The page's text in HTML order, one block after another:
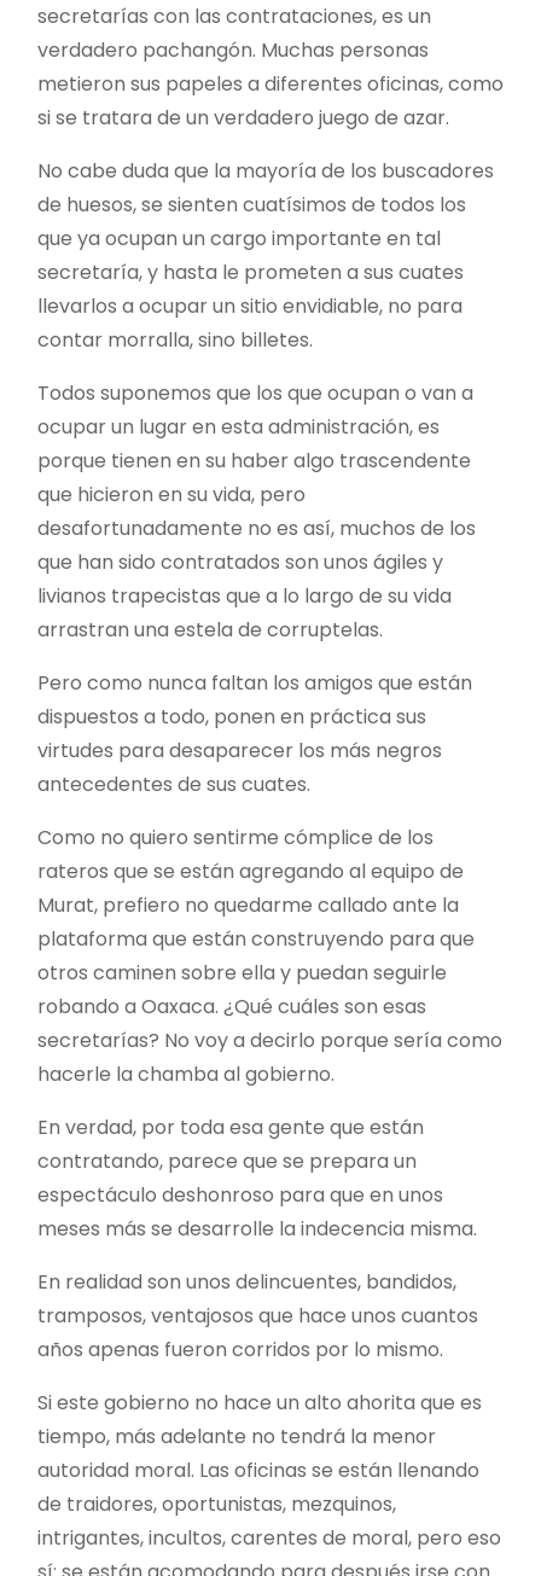
secretarías con las contrataciones, es un
verdadero pachangón. Muchas personas
metieron sus papeles a diferentes oficinas, como
si se tratara de un verdadero juego de azar.
No cabe duda que la mayoría de los buscadores
de huesos, se sienten cuatísimos de todos los
que ya ocupan un cargo importante en tal
secretaría, y hasta le prometen a sus cuates
llevarlos a ocupar un sitio envidiable, no para
contar morralla, sino billetes.
Todos suponemos que los que ocupan o van a
ocupar un lugar en esta administración, es
porque tienen en su haber algo trascendente
que hicieron en su vida, pero
desafortunadamente no es así, muchos de los
que han sido contratados son unos ágiles y
livianos trapecistas que a lo largo de su vida
arrastran una estela de corruptelas.
Pero como nunca faltan los amigos que están
dispuestos a todo, ponen en práctica sus
virtudes para desaparecer los más negros
antecedentes de sus cuates.
Como no quiero sentirme cómplice de los
rateros que se están agregando al equipo de
Murat, prefiero no quedarme callado ante la
plataforma que están construyendo para que
otros caminen sobre ella y puedan seguirle
robando a Oaxaca. ¿Qué cuáles son esas
secretarías? No voy a decirlo porque sería como
hacerle la chamba al gobierno.
En verdad, por toda esa gente que están
contratando, parece que se prepara un
espectáculo deshonroso para que en unos
meses más se desarrolle la indecencia misma.
En realidad son unos delincuentes, bandidos,
tramposos, ventajosos que hace unos cuantos
años apenas fueron corridos por lo mismo.
Si este gobierno no hace un alto ahorita que es
tiempo, más adelante no tendrá la menor
autoridad moral. Las oficinas se están llenando
de traidores, oportunistas, mezquinos,
intrigantes, incultos, carentes de moral, pero eso